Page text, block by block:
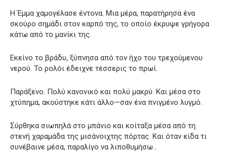
Η Έμμα χαμογέλασε έντονα. Μια μέρα, παρατήρησα ένα
σκούρο σημάδι στον καρπό της, το οποίο έκρυψε γρήγορα
κάτω από το μανίκι της.
Εκείνο το βράδυ, ξύπνησα από τον ήχο του τρεχούμενου
νερού. Το ρολόι έδειχνε τέσσερις το πρωί.
Παράξενο. Πολύ κανονικό και πολύ μακρύ. Και μέσα στο
χτύπημα, ακούστηκε κάτι άλλο—σαν ένα πνιγμένο λυγμό.
Σύρθηκα σιωπηλά στο μπάνιο και κοίταξα μέσα από τη
στενή χαραμάδα της μισάνοιχτης πόρτας. Και όταν είδα τι
συνέβαινε μέσα, παραλίγο να λιποθυμήσω…